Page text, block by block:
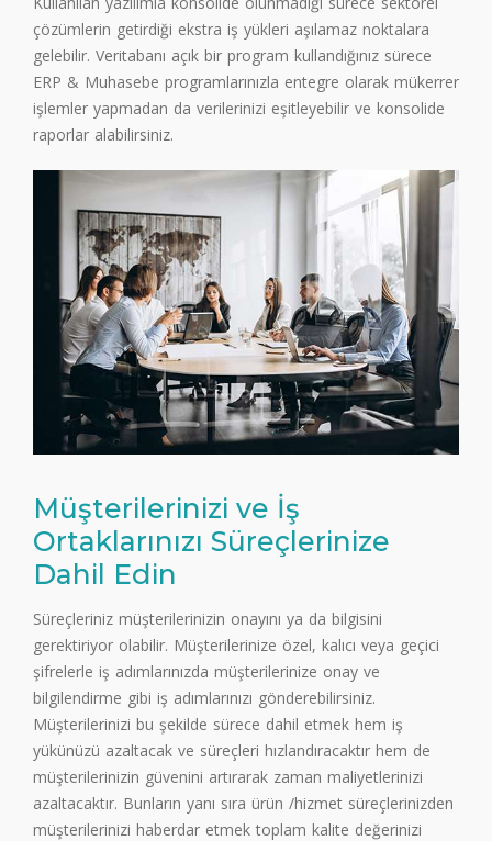
çözümlerin getirdiği ekstra iş yükleri aşılamaz noktalara
gelebilir. Veritabanı açık bir program kullandığınız sürece
ERP & Muhasebe programlarınızla entegre olarak mükerrer
işlemler yapmadan da verilerinizi eşitleyebilir ve konsolide
raporlar alabilirsiniz.
Müşterilerinizi ve İş
Ortaklarınızı Süreçlerinize
Dahil Edin
Süreçleriniz müşterilerinizin onayını ya da bilgisini
gerektiriyor olabilir. Müşterilerinize özel, kalıcı veya geçici
şifrelerle iş adımlarınızda müşterilerinize onay ve
bilgilendirme gibi iş adımlarınızı gönderebilirsiniz.
Müşterilerinizi bu şekilde sürece dahil etmek hem iş
yükünüzü azaltacak ve süreçleri hızlandıracaktır hem de
müşterilerinizin güvenini artırarak zaman maliyetlerinizi
azaltacaktır. Bunların yanı sıra ürün /hizmet süreçlerinizden
müşterilerinizi haberdar etmek toplam kalite değerinizi